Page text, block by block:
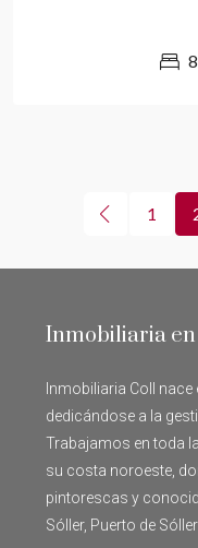
8
1
Inmobiliaria
Inmobiliaria Coll
dedicándose a la
Trabajamos en toda
su costa noroeste,
pintorescas y
Sóller, Puerto de Sóller